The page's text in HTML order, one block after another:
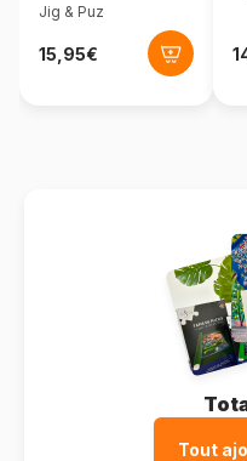
pièces
Jig & Puz
Tout